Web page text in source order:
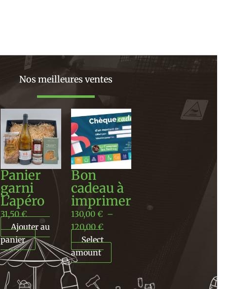
Nos meilleures ventes
Panier
garni
L’apéro
31,50€
Ajouter au
panier
Bon
cadeau à
imprimer
130,00 € –
120,00€
Plage
de
prix :
130,00 €
Select
amount